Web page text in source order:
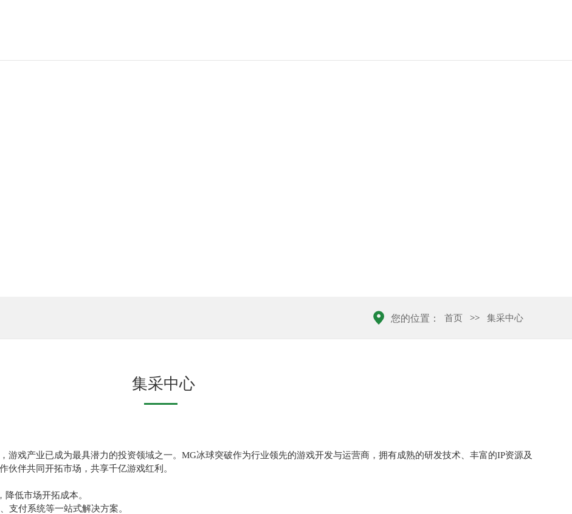
您的位置： 首页 >> 集采中心
集采中心
游戏产业已成为最具潜力的投资领域之一。MG冰球突破作为行业领先的游戏开发与运营商，拥有成熟的研发技术、丰富的IP资源及
伙伴共同开拓市场，共享千亿游戏红利。
低市场开拓成本。
支付系统等一站式解决方案。